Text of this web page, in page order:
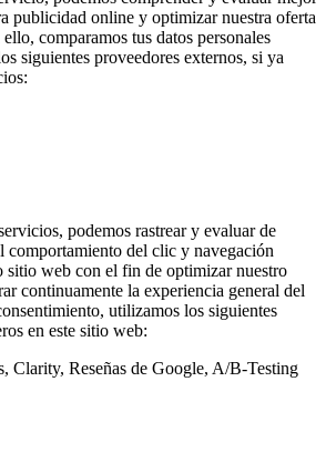
publicidad online y optimizar nuestra oferta
comparamos tus datos personales
siguientes proveedores externos, si ya
podemos rastrear y evaluar de
comportamiento del clic y navegación
sitio web con el fin de optimizar nuestro
continuamente la experiencia general del
utilizamos los siguientes
en este sitio web:
Clarity, Reseñas de Google, A/B-Testing